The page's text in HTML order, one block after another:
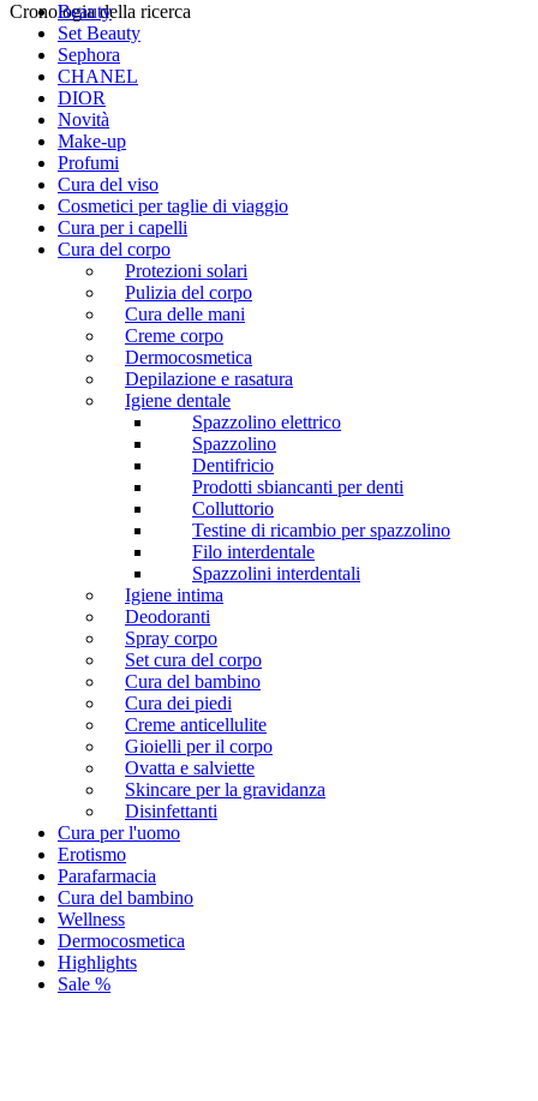
Cronologia della ricerca
Beauty
Set Beauty
Sephora
CHANEL
DIOR
Novità
Make-up
Profumi
Cura del viso
Cosmetici per taglie di viaggio
Cura per i capelli
Cura del corpo
Protezioni solari
Pulizia del corpo
Cura delle mani
Creme corpo
Dermocosmetica
Depilazione e rasatura
Igiene dentale
Spazzolino elettrico
Spazzolino
Dentifricio
Prodotti sbiancanti per denti
Colluttorio
Testine di ricambio per spazzolino
Filo interdentale
Spazzolini interdentali
Igiene intima
Deodoranti
Spray corpo
Set cura del corpo
Cura del bambino
Cura dei piedi
Creme anticellulite
Gioielli per il corpo
Ovatta e salviette
Skincare per la gravidanza
Disinfettanti
Cura per l'uomo
Erotismo
Parafarmacia
Cura del bambino
Wellness
Dermocosmetica
Highlights
Sale %